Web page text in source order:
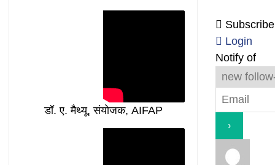
Subscribe
Login
Notify of
डॉ. ए. मैथ्यू, संयोजक, AIFAP